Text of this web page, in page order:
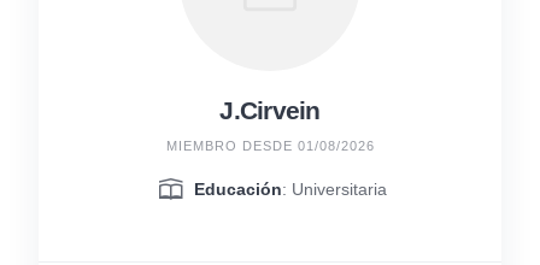
J.Cirvein
MIEMBRO DESDE 01/08/2026
Educación: Universitaria